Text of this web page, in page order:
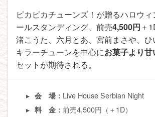
ピカピカチューンズ！が贈るハロウ
ールスタンディング、前売4,500円 ＋
渚こうた、六月とあ、宮前まさや、ひ
キラーチューンを中心にお菓子より甘
セットが期待される。
会 場： Live House Serbian Night
料 金：前売4,500円（＋1D）